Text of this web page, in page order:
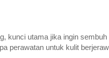
kunci utama jika ingin
perawatan untuk kulit